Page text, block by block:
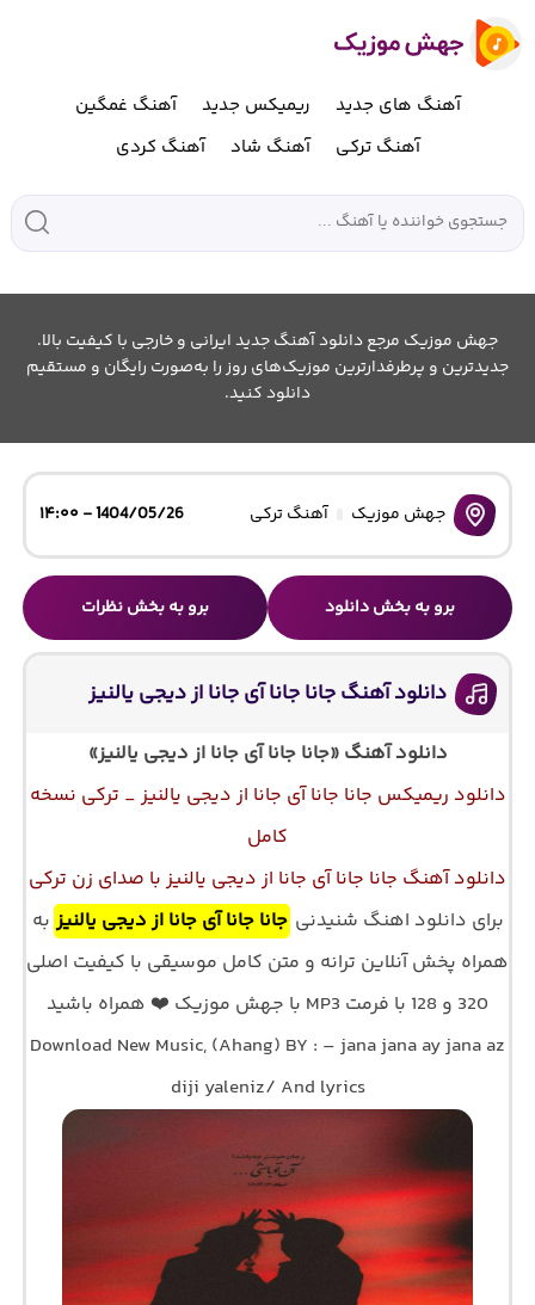
آهنگ های جدید ریمیکس جدید
آهنگ غمگین
آهنگ ترکی
آهنگ شاد آهنگ کردی
جهش موزیک مرجع دانلود آهنگ جدید ایرانی و خارجی با کیفیت بالا.
جدیدترین و پرطرفدارترین موزیک‌های روز را به‌صورت رایگان و مستقیم
دانلود کنید.
جهش موزیک آهنگ ترکی 1404/05/26 - ۱۴:۰۰
برو به بخش دانلود برو به بخش نظرات
دانلود آهنگ جانا جانا آی جانا از دیجی یالنیز
دانلود آهنگ «جانا جانا آی جانا از دیجی یالنیز»
دانلود ریمیکس جانا جانا آی جانا از دیجی یالنیز _ ترکی نسخه
کامل
دانلود آهنگ جانا جانا آی جانا از دیجی یالنیز با صدای زن ترکی
برای دانلود اهنگ شنیدنی جانا جانا آی جانا از دیجی یالنیز به
همراه پخش آنلاین ترانه و متن کامل موسیقی با کیفیت اصلی
320 و 128 با فرمت MP3 با جهش موزیک ❤️ همراه باشید
Download New Music, (Ahang) BY : – jana jana ay jana az
diji yaleniz/ And lyrics